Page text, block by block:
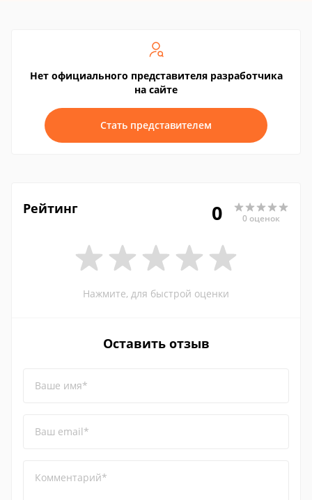
Нет официального представителя разработчика
на сайте
Стать представителем
Рейтинг 0 0 оценок
Нажмите, для быстрой оценки
Оставить отзыв
Ваше имя*
Ваш email*
Комментарий*